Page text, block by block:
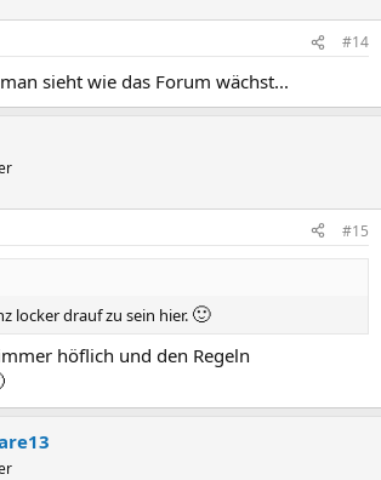
#14
sieht wie das Forum wächst...
#15
locker drauf zu sein hier. 🙂
höflich und den Regeln